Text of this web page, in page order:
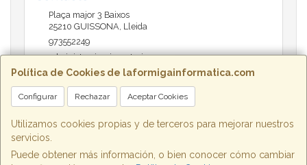
Política de Cookies de laformigainformatica.com
Configurar Rechazar Aceptar Cookies
Utilizamos cookies propias y de terceros para mejorar nuestros
servicios.
Puede obtener más información, o bien conocer cómo cambiar
Plaça major 3 Baixos
25210 GUISSONA, Lleida
973552249
administracio@insectari.com
Horario
Matí de 9 a 13:30 - Tarda 17 a 20:30